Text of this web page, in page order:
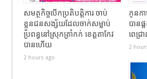
សមត្ថកិច្ចបើកប្រតិបត្តិការ ចាប់
ខ្លួនជនសង្ស័យដែលចាក់សម្លាប់
ប្រពន្ធនៅស្រុកត្រាំកក់ ខេត្តតាកែវ
បានហេីយ
2 hours ago
កូនកា
បាន
ពេជ្រា
2